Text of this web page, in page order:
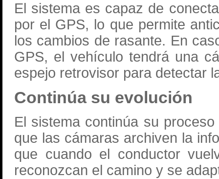
El sistema es capaz de
por el GPS, lo que permite
los cambios de rasante. En
GPS, el vehículo tendrá una
espejo retrovisor para detectar
Continúa su evolución
El sistema continúa su
que las cámaras archiven la
que cuando el conductor
reconozcan el camino y se